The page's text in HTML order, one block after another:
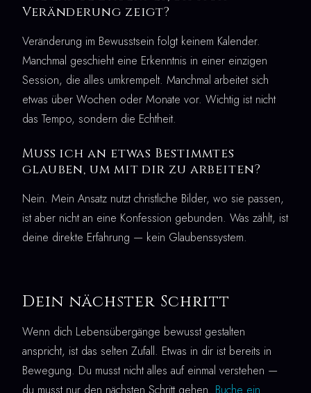
Veränderung zeigt?
Veränderung im Bewusstsein folgt keinem Kalender.
Manchmal geschieht eine Erkenntnis in einer einzigen
Session, die alles umkrempelt. Manchmal arbeitet sich
etwas über Wochen oder Monate vor. Wichtig ist nicht
das Tempo, sondern die Echtheit.
Muss ich an etwas Bestimmtes
glauben, um mit dir zu arbeiten?
Nein. Mein Ansatz nutzt christliche Bilder, wo sie passen,
ist aber nicht an eine Konfession gebunden. Was zählt, ist
deine direkte Erfahrung — kein Glaubenssystem.
Dein nächster Schritt
Wenn dich Lebensübergänge bewusst gestalten
anspricht, ist das selten Zufall. Etwas in dir ist bereits in
Bewegung. Du musst nicht alles auf einmal verstehen —
du musst nur den nächsten Schritt gehen. Buche ein